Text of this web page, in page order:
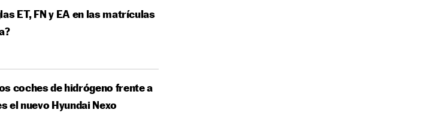
ET, FN y EA en las matrículas
coches de hidrógeno frente a
el nuevo Hyundai Nexo